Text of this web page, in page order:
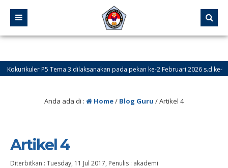
P5 Tema 3 dilaksanakan pada pekan ke-2 Februari 2026 s.d ke-1 dan
Anda ada di : Home/ Blog Guru /Artikel 4
Artikel 4
Diterbitkan : Tuesday, 11 Jul 2017, Penulis : akademi